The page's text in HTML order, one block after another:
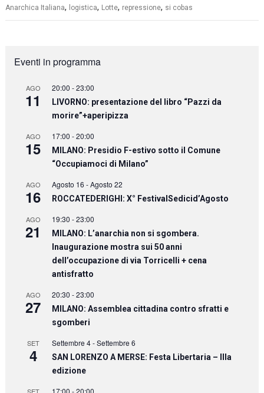
Anarchica Italiana, logistica, Lotte, repressione, si cobas
Eventi in programma
AGO
11
20:00 -23:00
LIVORNO: presentazione del libro “Pazzi da
morire”+aperipizza
AGO
15
17:00 -20:00
MILANO: Presidio F-estivo sotto il Comune
“Occupiamoci di Milano”
AGO
16
Agosto 16 -Agosto 22
ROCCATEDERIGHI: X° FestivalSedicid’Agosto
AGO
21
19:30 -23:00
MILANO: L’anarchia non si sgombera.
Inaugurazione mostra sui 50 anni
dell’occupazione di via Torricelli + cena
antisfratto
AGO
27
20:30 -23:00
MILANO: Assemblea cittadina contro sfratti e
sgomberi
SET
4
Settembre 4-Settembre 6
SAN LORENZO A MERSE: Festa Libertaria – IIIa
edizione
SET 17:00 -20:00